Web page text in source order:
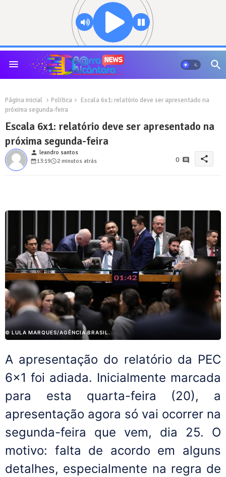
Página inicial Politica
Escala 6x1: relatório deve ser apresentado na
próxima segunda-feira
Escala 6x1: relatório deve ser apresentado na
próxima segunda-feira
person leandro santos
13:19
2 minutos atrás 0 share
© LULA MARQUES/AGÊNCIA BRASIL.
A apresentação do relatório da PEC
6x1 foi adiada. Inicialmente marcada
para esta quarta-feira (20), a
apresentação agora só vai ocorrer na
segunda-feira que vem, dia 25. O
motivo: falta de acordo em alguns
detalhes, especialmente na regra de